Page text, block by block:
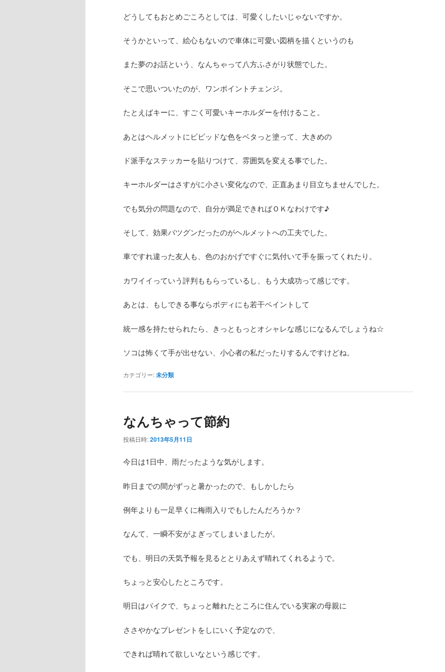
どうしてもおとめごころとしては、可愛くしたいじゃないですか。
そうかといって、絵心もないので車体に可愛い図柄を描くというのも
また夢のお話という、なんちゃって八方ふさがり状態でした。
そこで思いついたのが、ワンポイントチェンジ。
たとえばキーに、すごく可愛いキーホルダーを付けること。
あとはヘルメットにビビッドな色をベタっと塗って、大きめの
ド派手なステッカーを貼りつけて、雰囲気を変える事でした。
キーホルダーはさすがに小さい変化なので、正直あまり目立ちませんでした。
でも気分の問題なので、自分が満足できればＯＫなわけです♪
そして、効果バツグンだったのがヘルメットへの工夫でした。
車ですれ違った友人も、色のおかげですぐに気付いて手を振ってくれたり。
カワイイっていう評判ももらっているし、もう大成功って感じです。
あとは、もしできる事ならボディにも若干ペイントして
統一感を持たせられたら、きっともっとオシャレな感じになるんでしょうね☆
ソコは怖くて手が出せない、小心者の私だったりするんですけどね。
カテゴリー:未分類
なんちゃって節約
投稿日時:2013年5月11日
今日は1日中、雨だったような気がします。
昨日までの間がずっと暑かったので、もしかしたら
例年よりも一足早くに梅雨入りでもしたんだろうか？
なんて、一瞬不安がよぎってしまいましたが。
でも、明日の天気予報を見るととりあえず晴れてくれるようで。
ちょっと安心したところです。
明日はバイクで、ちょっと離れたところに住んでいる実家の母親に
ささやかなプレゼントをしにいく予定なので、
できれば晴れて欲しいなという感じです。